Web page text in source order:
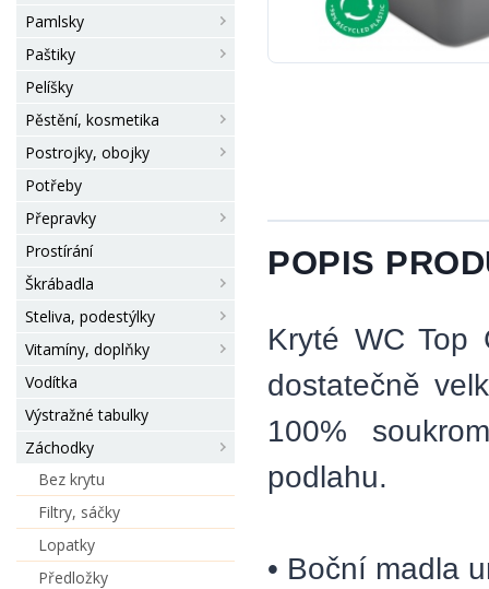
Pamlsky
Paštiky
Pelíšky
Pěstění, kosmetika
Postrojky, obojky
Potřeby
Přepravky
Prostírání
Škrábadla
Steliva, podestýlky
Vitamíny, doplňky
Vodítka
Výstražné tabulky
Záchodky
Bez krytu
Filtry, sáčky
Lopatky
Předložky
POPIS
Kryté WC
dostatečně
100%
podlahu.
• Boční madla